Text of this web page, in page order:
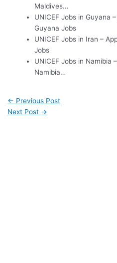
Maldives…
UNICEF Jobs in Guyana
Guyana Jobs
UNICEF Jobs in Iran –
Jobs
UNICEF Jobs in Namibia
Namibia…
← Previous Post
Next Post →